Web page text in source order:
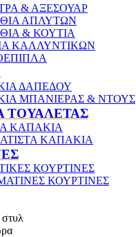
& ΑΞΕΣΟΥΑΡ
ΑΠΛΥΤΩΝ
& ΚΟΥΤΙΑ
ΚΑΛΛΥΝΤΙΚΩΝ
ΔΑΠΕΔΟΥ
ΜΠΑΝΙΕΡΑΣ & ΝΤΟΥΣ
ΤΟΥΑΛΕΤΑΣ
ΚΑΠΑΚΙΑ
ΚΑΠΑΚΙΑ
ΚΟΥΡΤΙΝΕΣ
ΚΟΥΡΤΙΝΕΣ